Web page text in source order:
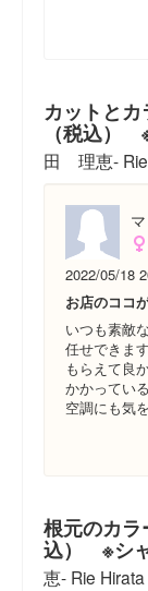
カットと
（税込）
田 理恵- Rie
マ
2022/05/18
お店のココ
いつも素敵
任せできま
もらえて良
かかってい
空調にも気
根元のカ
込） ※シ
恵- Rie